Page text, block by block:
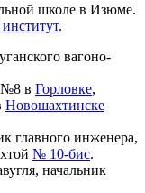
школе в Изюме.
.
вагоно-
№8 в Горловке,
Новошахтинске
главного инженера,
№ 10-бис.
начальник